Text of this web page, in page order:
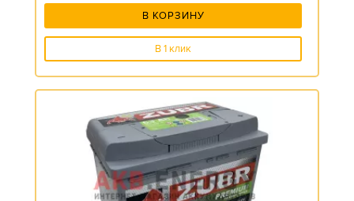
В КОРЗИНУ
В 1 клик